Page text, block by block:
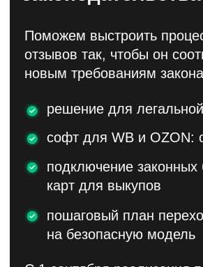
товары самостоятельно
С помощью этого софта можно делать
самовыкупы (FBO/FBS/DBS/EDBS),
поднимать рейтинг, оставлять отзывы —